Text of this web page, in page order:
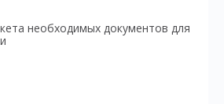
необходимых документов для